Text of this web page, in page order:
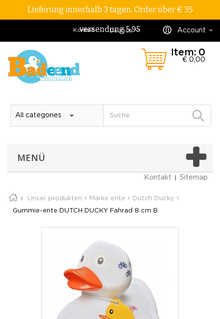
Lieferung innerhalb 3 tagen. Order über € 35
versendung 5,95 Account
Deutsch
Kontakt
Item: 0
€ 0,00
MENÜ
Kontakt Sitemap
Unser produkten Marke ente Dutch Ducky
Gummie-ente DUTCH DUCKY Fahrad 8 cm B